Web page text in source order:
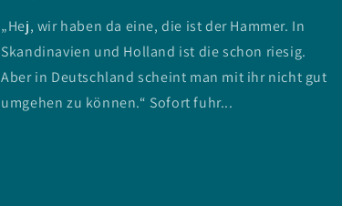
„Hej, wir haben da eine, die ist der Hammer. In
Skandinavien und Holland ist die schon riesig.
Aber in Deutschland scheint man mit ihr nicht gut
umgehen zu können.“ Sofort fuhr...